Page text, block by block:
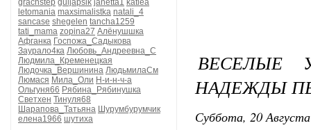
grachstep guljapsik janetta1 katlea
letomania maxsimalistka natali_4
sancase shegelen tancha1259
tati_mama zopina27 Алёнушшка
Афганка Госпожа_Садыкова
Заурало4ка Любовь_Андреевна_С
Людмила_Кременецкая
Людочка_Вершинина ЛюдьмилаСм
Люмася Мила_Оли Н-и-н-ч-а
Ольгуня66 Рябина_Рябинушка
Светхен Тинуля68
Шарапова_Татьяна Шурумбурумчик
елена1966 шутиха
ВЕСЕЛЫЕ
НАДЕЖДЫ
Суббота, 20